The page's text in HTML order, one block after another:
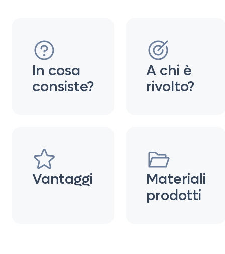
In cosa
consiste?
A chi è
rivolto?
Vantaggi
Materiali
prodotti